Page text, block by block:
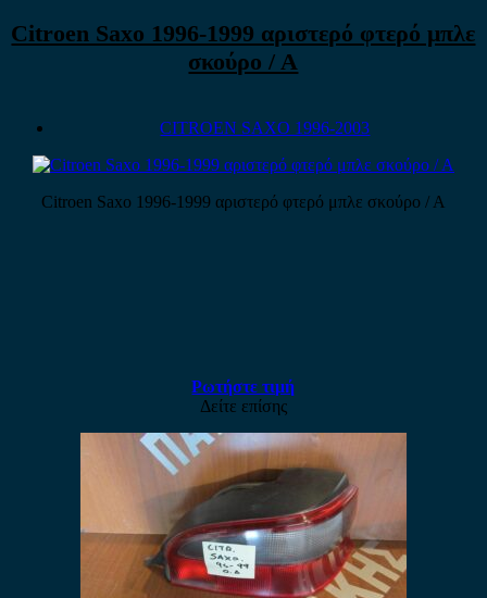
Citroen Saxo 1996-1999 αριστερό φτερό μπλε
σκούρο / Α
CITROEN SAXO 1996-2003
Citroen Saxo 1996-1999 αριστερό φτερό μπλε σκούρο / Α
Ρωτήστε τιμή
Δείτε επίσης